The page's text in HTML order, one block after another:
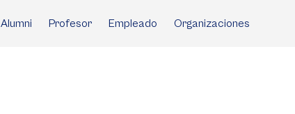
Alumni Profesor Empleado Organizaciones